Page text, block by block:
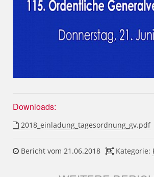
Downloads:
2018_einladung_tagesordnung_gv.pdf
Bericht vom 21.06.2018 Kategorie: